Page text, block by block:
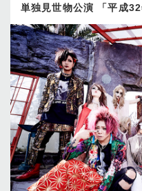
23
24 25
30
31
単独見世物公演 「平成